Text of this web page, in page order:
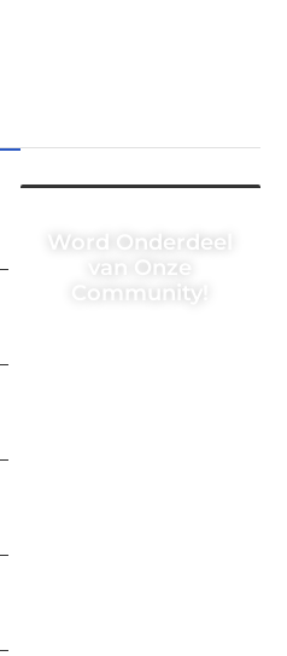
Word Onderdeel
van Onze
Community!